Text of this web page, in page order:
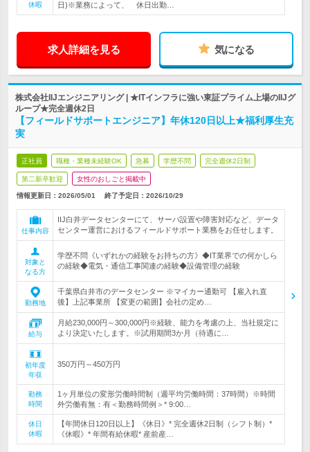
休暇
日)※業務によって、 休日出勤…
求人詳細を見る 気になる
株式会社IIJエンジニアリング | ★ITインフラに強い東証プライム上場のIIJグ
ループ★完全週休2日
【フィールドサポートエンジニア】年休120日以上★福利厚生充
実
正社員 職種・業種未経験OK 急募 学歴不問 完全週休2日制
第二新卒歓迎 女性のおしごと掲載中
情報更新日：2026/05/01 終了予定日： 2026/10/29
仕事内容
IIJ白井データセンターにて、サーバ設置や障害対応など、データ
センター運営におけるフィールドサポート業務をお任せします。
対象と
なる方
学歴不問《いずれかの経験をお持ちの方》◆IT業界での何かしら
の経験◆電気・通信工事関連の経験◆設備管理の経験
勤務地
千葉県白井市のデータセンター ※マイカー通勤可 【雇入れ直
後】上記事業所 【変更の範囲】会社の定め…
給与
月給230,000円～300,000円※経験、能力を考慮の上、当社規定に
より決定いたします。※試用期間3か月（待遇に…
初年度
年収
350万円～450万円
勤務
時間
1ヶ月単位の変形労働時間制（週平均労働時間：37時間）※時間
外労働有無：有＜勤務時間例＞* 9:00…
休日
休暇
【年間休日120日以上】《休日》* 完全週休2日制（シフト制）*
《休暇》* 年間有給休暇* 産前産…